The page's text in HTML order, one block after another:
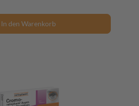
In den Warenkorb